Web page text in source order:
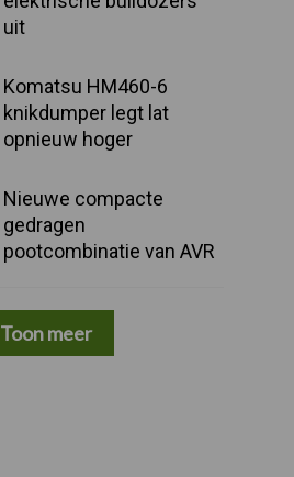
uit
Komatsu HM460-6
knikdumper legt lat
opnieuw hoger
Nieuwe compacte
gedragen
pootcombinatie van AVR
Toon meer